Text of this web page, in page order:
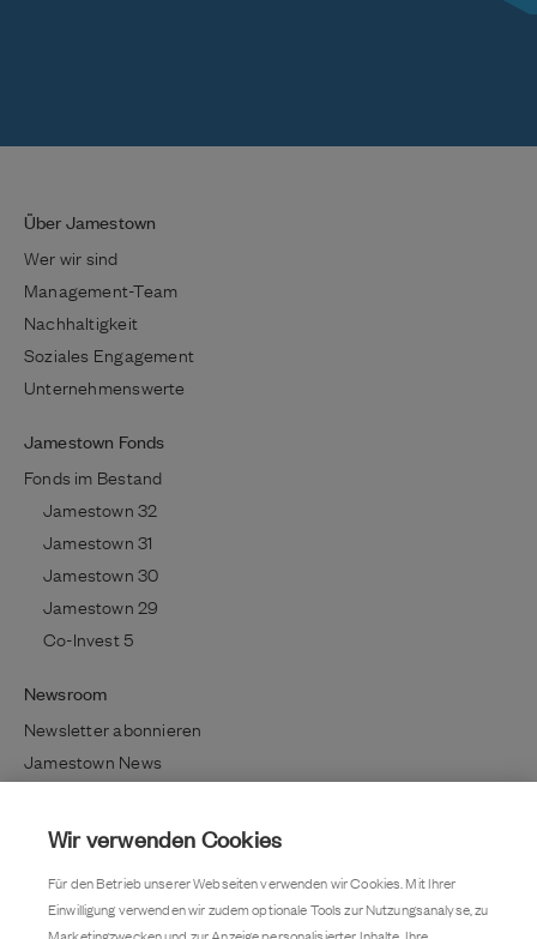
Über Jamestown
Wer wir sind
Management-Team
Nachhaltigkeit
Soziales Engagement
Unternehmenswerte
Jamestown Fonds
Fonds im Bestand
Jamestown 32
Jamestown 31
Jamestown 30
Jamestown 29
Co-Invest 5
Newsroom
Newsletter abonnieren
Jamestown News
Lifestyle / Kultur
Kundenmagazin
Pressemitteilung
Wir verwenden Cookies
Für den Betrieb unserer Webseiten verwenden wir Cookies. Mit Ihrer
Einwilligung verwenden wir zudem optionale Tools zur Nutzungsanalyse, zu